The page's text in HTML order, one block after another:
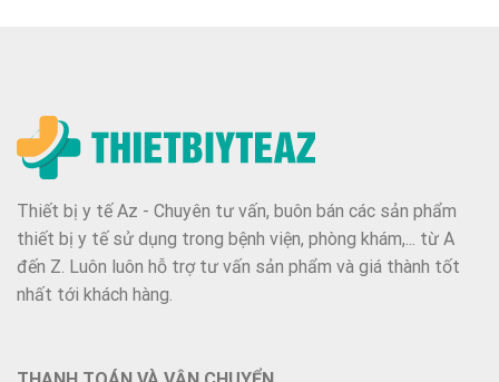
Thiết bị y tế Az - Chuyên tư vấn, buôn bán các sản phẩm
thiết bị y tế sử dụng trong bệnh viện, phòng khám,... từ A
đến Z. Luôn luôn hỗ trợ tư vấn sản phẩm và giá thành tốt
nhất tới khách hàng.